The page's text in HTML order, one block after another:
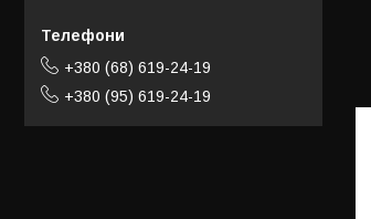
+380 (68) 619-24-19
+380 (95) 619-24-19